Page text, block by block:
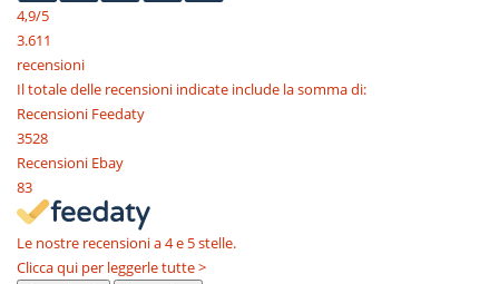
4,9/5
3.611
recensioni
Il totale delle recensioni indicate include la somma di:
Recensioni Feedaty
3528
Recensioni Ebay
83
Le nostre recensioni a 4 e 5 stelle.
Clicca qui per leggerle tutte >